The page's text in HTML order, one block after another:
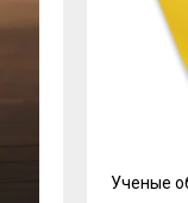
Ученые